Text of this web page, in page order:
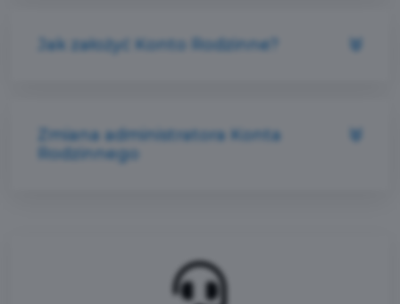
Jak założyć Konto Rodzinne?
Zmiana administratora Konta
Rodzinnego